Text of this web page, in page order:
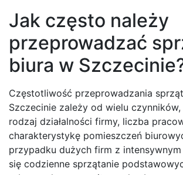
Jak często należy
przeprowadzać
biura w
Częstotliwość przeprowadzania
Szczecinie zależy od wielu
rodzaj działalności firmy, liczba
charakterystykę pomieszczeń
przypadku dużych firm z
się codzienne sprzątanie